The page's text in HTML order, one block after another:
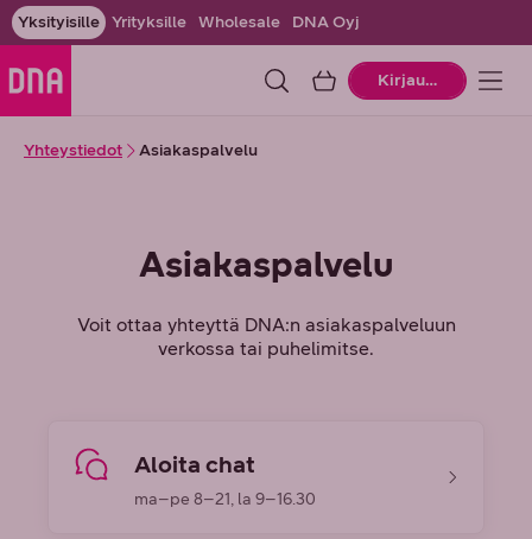
Yksityisille Yrityksille Wholesale DNA Oyj
OstoskoriKirjaudu
Yhteystiedot Asiakaspalvelu
Asiakaspalvelu
Voit ottaa yhteyttä DNA:n asiakaspalveluun
verkossa tai puhelimitse.
Aloita chat
ma–pe 8–21, la 9–16.30